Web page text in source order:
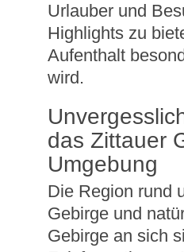
Urlauber und
Highlights zu
Aufenthalt
wird.
das Zittauer
Umgebung
Die Region rund
Gebirge und
Gebirge an sich